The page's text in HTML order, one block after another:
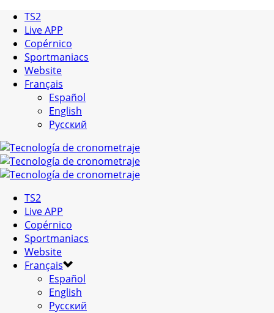
TS2
Live APP
Copérnico
Sportmaniacs
Website
Français
Español
English
Русский
TS2
Live APP
Copérnico
Sportmaniacs
Website
Français
Español
English
Русский